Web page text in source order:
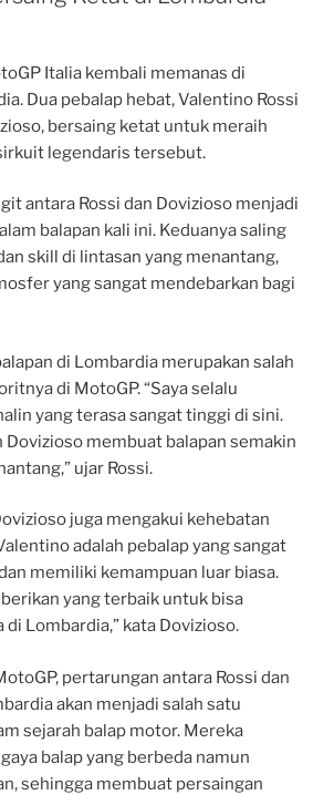
Italia kembali memanas di
Dua pebalap hebat, Valentino Rossi
bersaing ketat untuk meraih
legendaris tersebut.
antara Rossi dan Dovizioso menjadi
balapan kali ini. Keduanya saling
skill di lintasan yang menantang,
yang sangat mendebarkan bagi
di Lombardia merupakan salah
di MotoGP. “Saya selalu
yang terasa sangat tinggi di sini.
Dovizioso membuat balapan semakin
ujar Rossi.
juga mengakui kehebatan
adalah pebalap yang sangat
memiliki kemampuan luar biasa.
yang terbaik untuk bisa
di Lombardia,” kata Dovizioso.
pertarungan antara Rossi dan
akan menjadi salah satu
sejarah balap motor. Mereka
balap yang berbeda namun
sehingga membuat persaingan